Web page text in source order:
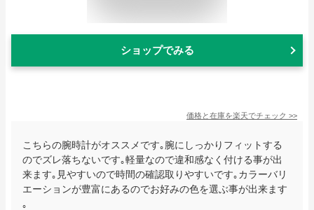
ショップでみる
価格と在庫を楽天でチェック >>
こちらの腕時計がオススメです｡腕にしっかりフィットする
のでズレ落ちないです｡軽量なので違和感なく付ける事が出
来ます｡見やすいので時間の確認取りやすいです｡カラーバリ
エーションが豊富にあるのでお好みの色を選ぶ事が出来ます
｡